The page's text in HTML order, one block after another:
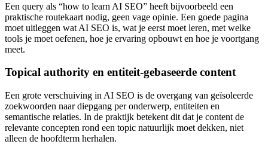
Een query als “how to learn AI SEO” heeft bijvoorbeeld een
praktische routekaart nodig, geen vage opinie. Een goede pagina
moet uitleggen wat AI SEO is, wat je eerst moet leren, met welke
tools je moet oefenen, hoe je ervaring opbouwt en hoe je voortgang
meet.
Topical authority en entiteit-gebaseerde content
Een grote verschuiving in AI SEO is de overgang van geïsoleerde
zoekwoorden naar diepgang per onderwerp, entiteiten en
semantische relaties. In de praktijk betekent dit dat je content de
relevante concepten rond een topic natuurlijk moet dekken, niet
alleen de hoofdterm herhalen.